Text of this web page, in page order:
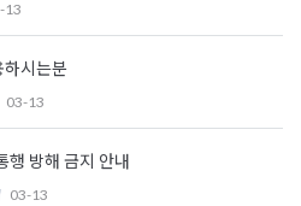
13
시는분
03-13
행 방해 금지 안내
03-13